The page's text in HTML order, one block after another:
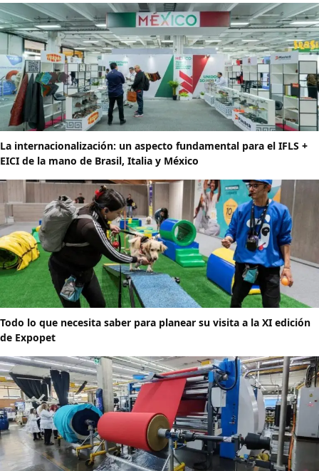
La internacionalización: un aspecto fundamental para el IFLS +
EICI de la mano de Brasil, Italia y México
Todo lo que necesita saber para planear su visita a la XI edición
de Expopet